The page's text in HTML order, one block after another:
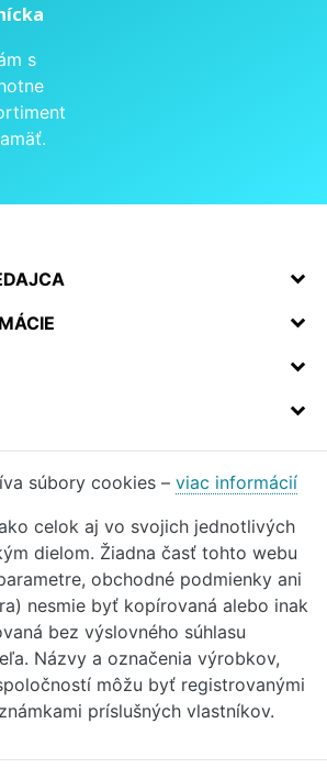
s
súbory cookies – viac informácií
celok aj vo svojich jednotlivých
dielom. Žiadna časť tohto webu
obchodné podmienky ani
nesmie byť kopírovaná alebo inak
bez výslovného súhlasu
Názvy a označenia výrobkov,
môžu byť registrovanými
príslušných vlastníkov.